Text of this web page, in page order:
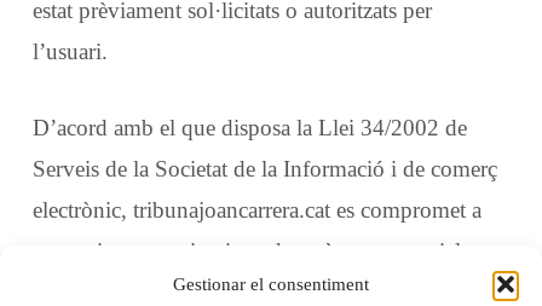
Gestionar el consentiment
estat prèviament sol·licitats o autoritzats per
l’usuari.
D’acord amb el que disposa la Llei 34/2002 de
Serveis de la Societat de la Informació i de comerç
electrònic, tribunajoancarrera.cat es compromet a
no enviar comunicacions de caràcter comercial
sense identificar-les degudament.